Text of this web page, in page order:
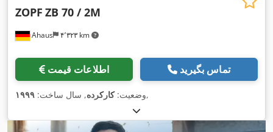
Ahaus ۴٬۳۲۳ km
ZOPF ZB 70 / 2M
اطلاعات قیمت تماس بگیرید
وضعیت:کارکرده, سال ساخت: ۱۹۹۹ ,